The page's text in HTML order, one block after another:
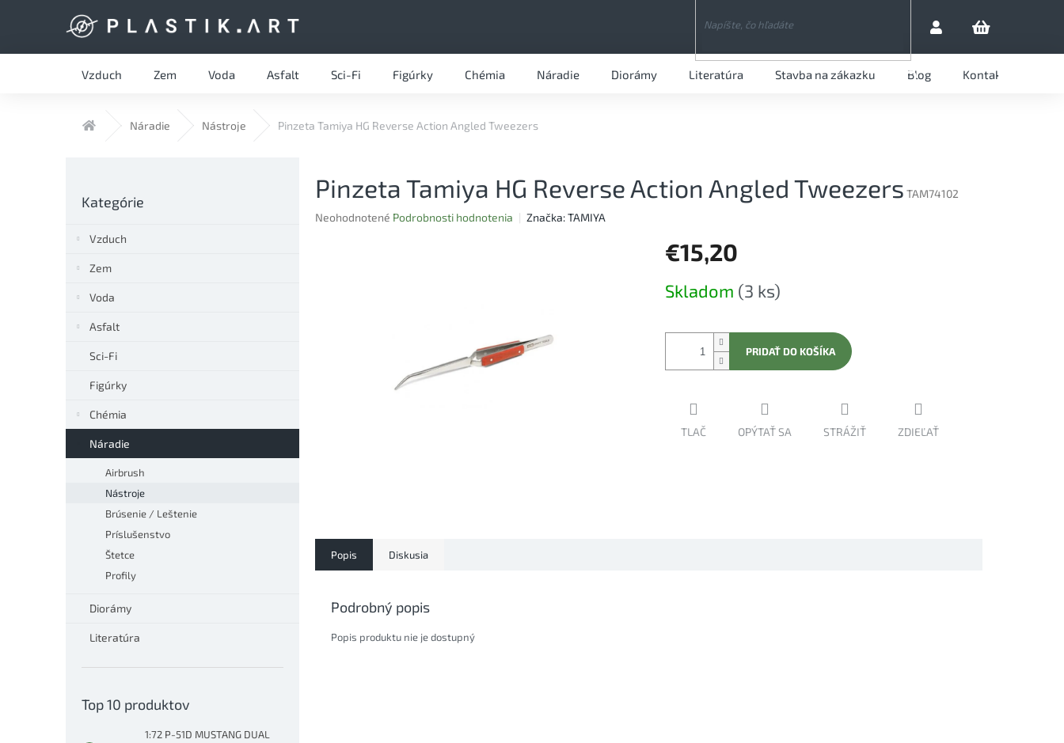
HĽADAŤ
Vzduch Zem Voda Asfalt Sci-Fi Figúrky Chémia Náradie Diorámy Literatúra Stavba na zákazku Blog Kontaktujte nás
DomovNáradie Nástroje Pinzeta Tamiya HG Reverse Action Angled Tweezers
kategórie
Kategórie
Vzduch
Zem
Voda
Asfalt
Sci-Fi
Figúrky
Chémia
Náradie
Airbrush
Nástroje
Brúsenie / Leštenie
Príslušenstvo
Štetce
Profily
Diorámy
Literatúra
Top 10 produktov
1:72 P-51D MUSTANG DUAL
Pinzeta Tamiya HG Reverse Action Angled Tweezers TAM74102
Priemerné
Neohodnotené Podrobnosti hodnotenia Značka:TAMIYA
€15,20
cena:
Skladom (3 ks)
PRIDAŤ DO KOŠÍKA
TLAČ OPÝTAŤ SA STRÁŽIŤ ZDIEĽAŤ
Popis Diskusia
Podrobný popis
Popis produktu nie je dostupný